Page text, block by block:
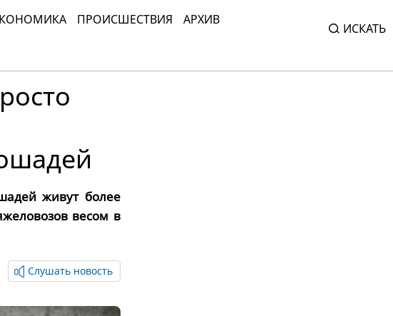
ПРОИСШЕСТВИЯ
АРХИВ
ИСКАТЬ
живут более
весом в
Слушать новость